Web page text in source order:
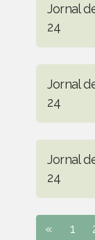
Jornal
24
Jornal
24
Jornal
24
« 1